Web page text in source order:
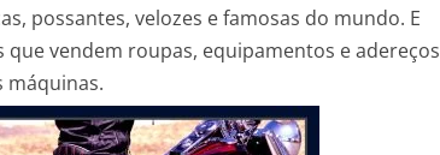
possantes, velozes e famosas do mundo. E
vendem roupas, equipamentos e adereços
máquinas.